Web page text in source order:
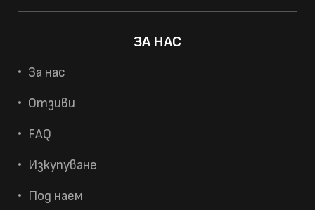
ЗА НАС
За нас
Отзиви
FAQ
Изкупуване
Под наем